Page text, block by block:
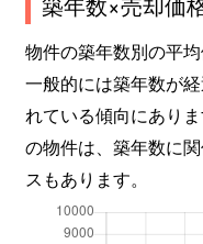
物件の築年数別の平
一般的には築年数が
れている傾向にあり
の物件は、築年数に
スもあります。